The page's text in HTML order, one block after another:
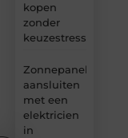
kopen
zonder
keuzestress
Zonnepanelen
aansluiten
met een
elektricien
in